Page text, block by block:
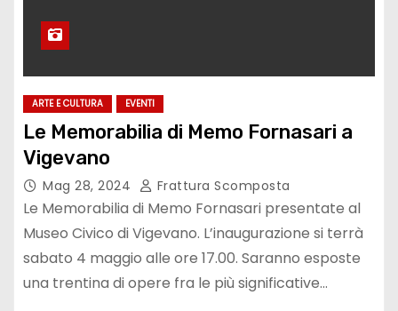
ARTE E CULTURA EVENTI
Le Memorabilia di Memo Fornasari a
Vigevano
Mag 28, 2024 Frattura Scomposta
Le Memorabilia di Memo Fornasari presentate al
Museo Civico di Vigevano. L’inaugurazione si terrà
sabato 4 maggio alle ore 17.00. Saranno esposte
una trentina di opere fra le più significative…